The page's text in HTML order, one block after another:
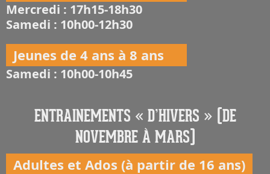
Mercredi : 17h15-18h30
Samedi : 10h00-12h30
Jeunes de 4 ans à 8 ans
Samedi : 10h00-10h45
ENTRAINEMENTS « D’HIVERS » (DE
NOVEMBRE À MARS)
Adultes et Ados (à partir de 16 ans)